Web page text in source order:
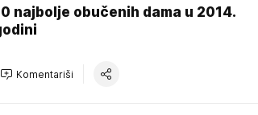
najbolje obučenih dama u 2014.
Komentariši